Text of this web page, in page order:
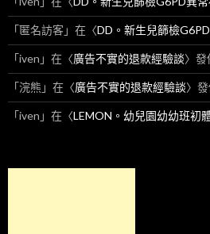
「匿名訪客」在〈DD。新生兒篩檢
「iven 」在〈廣告不實的退款經驗談〉發
「浣熊 」在〈廣告不實的退款經驗談〉
「iven 」在〈LEMON。幼兒園幼幼班初